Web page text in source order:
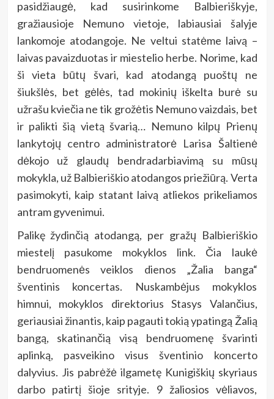
pasidžiaugė, kad susirinkome Balbieriškyje,
gražiausioje Nemuno vietoje, labiausiai šalyje
lankomoje atodangoje. Ne veltui statėme laivą –
laivas pavaizduotas ir miestelio herbe. Norime, kad
ši vieta būtų švari, kad atodangą puoštų ne
šiukšlės, bet gėlės, tad mokinių iškelta burė su
užrašu kviečia ne tik grožėtis Nemuno vaizdais, bet
ir palikti šią vietą švarią… Nemuno kilpų Prienų
lankytojų centro administratorė Larisa Šaltienė
dėkojo už glaudų bendradarbiavimą su mūsų
mokykla, už Balbieriškio atodangos priežiūrą. Verta
pasimokyti, kaip statant laivą atliekos prikeliamos
antram gyvenimui.
Palikę žydinčią atodangą, per gražų Balbieriškio
miestelį pasukome mokyklos link. Čia laukė
bendruomenės veiklos dienos „Žalia banga“
šventinis koncertas. Nuskambėjus mokyklos
himnui, mokyklos direktorius Stasys Valančius,
geriausiai žinantis, kaip pagauti tokią ypatingą Žalią
bangą, skatinančią visą bendruomenę švarinti
aplinką, pasveikino visus šventinio koncerto
dalyvius. Jis pabrėžė ilgametę Kunigiškių skyriaus
darbo patirtį šioje srityje. 9 žaliosios vėliavos,